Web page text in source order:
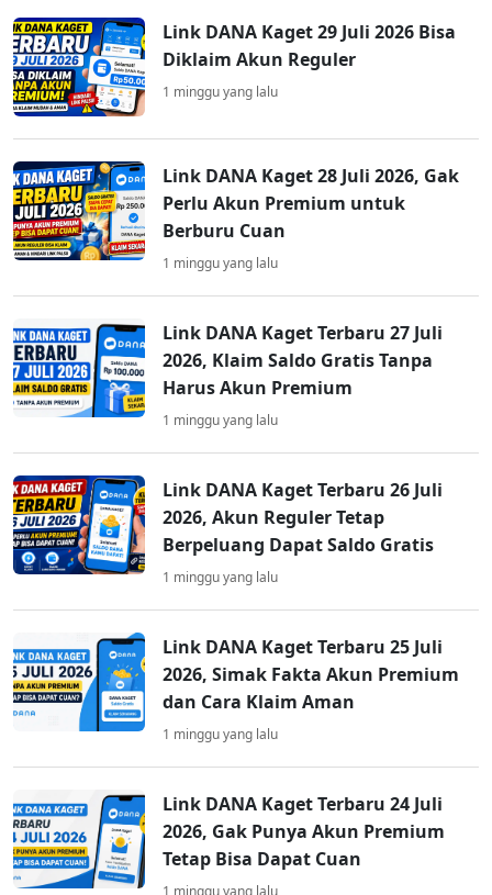
Link DANA Kaget 29 Juli 2026 Bisa
Diklaim Akun Reguler
1 minggu yang lalu
Link DANA Kaget 28 Juli 2026, Gak
Perlu Akun Premium untuk
Berburu Cuan
1 minggu yang lalu
Link DANA Kaget Terbaru 27 Juli
2026, Klaim Saldo Gratis Tanpa
Harus Akun Premium
1 minggu yang lalu
Link DANA Kaget Terbaru 26 Juli
2026, Akun Reguler Tetap
Berpeluang Dapat Saldo Gratis
1 minggu yang lalu
Link DANA Kaget Terbaru 25 Juli
2026, Simak Fakta Akun Premium
dan Cara Klaim Aman
1 minggu yang lalu
Link DANA Kaget Terbaru 24 Juli
2026, Gak Punya Akun Premium
Tetap Bisa Dapat Cuan